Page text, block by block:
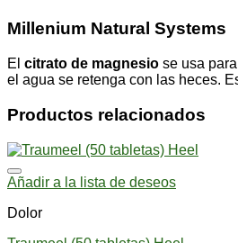
Millenium Natural Systems
El citrato de magnesio se usa
el agua se retenga con las heces.
Productos relacionados
Añadir a la lista de deseos
Dolor